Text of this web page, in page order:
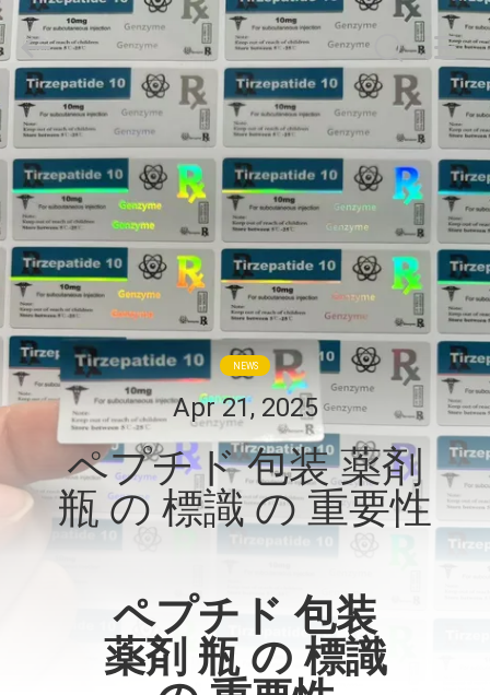
家
プ
ロ
ダ
ク
ト
達
supplier.
Copyright
©
2017
-
2026
Hjtc
(Xiamen)
Industry
Co.,
Ltd.
All
Rights
Reserved.
NEWS
Apr 21, 2025
ペプチド 包装 薬剤
瓶 の 標識 の 重要性
ペプチド 包装
薬剤 瓶 の 標識